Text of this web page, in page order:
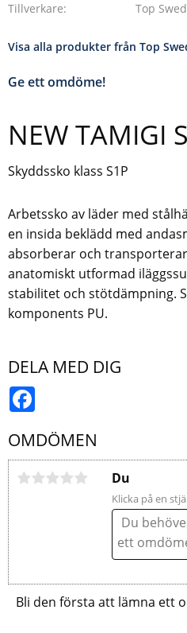
Tillverkare
Top
Visa alla produkter från Top
Ge ett omdöme!
NEW TAMIGI
Skyddssko klass S1P
Arbetssko av läder med
en insida beklädd med
absorberar och
anatomiskt utformad
stabilitet och stötdämpning.
komponents PU.
DELA MED DIG
OMDÖMEN
Du
Klicka på en
Bli den första att lämna ett